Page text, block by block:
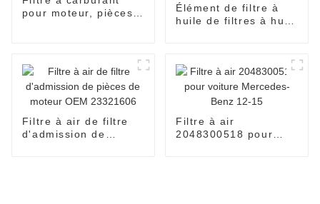
pour moteur, pièces
Élément de filtre à
huile de filtres à huile
filtre d'élément
d'huile pour TOYOTA
Filtre à air de filtre
d'admission de
Filtre à air
2048300518 pour